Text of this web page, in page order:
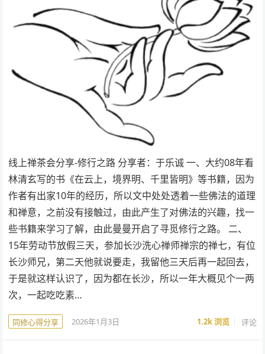
线上禅茶会分享-修行之路 分享者：于乐诚 一、大约08年看
林清玄写的书《在云上，境界明、千里皆明》等书籍，因为
作者有出家10年的经历，所以文中处处透着一些佛法的道理
和禅意，之前没有接触过，由此产生了对佛法的兴趣，找一
些书籍来学习了解，由此曼曼开启了寻觅修行之路。 二、
15年劳动节放假三天，参加长沙洗心禅师禅宗的禅七，有位
长沙师兄，第二天他就说要走，我留他三天后再一起回去，
于是就这样认识了，因为都在长沙，所以一年大概见个一两
次，一起吃吃素…
同修心得分享 2026年1月3日 1.2k浏览 评论